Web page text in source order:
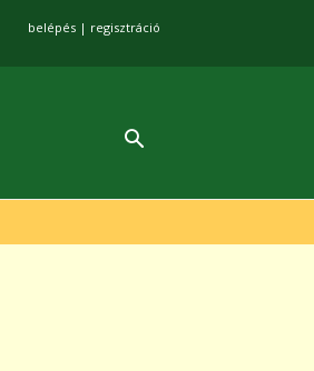
belépés | regisztráció